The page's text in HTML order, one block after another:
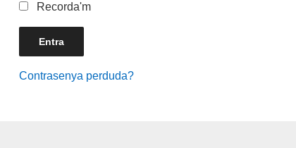
Recorda'm
Contrasenya perduda?